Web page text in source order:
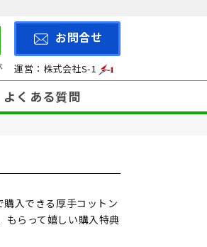
お問合せ
運営：株式会社S-1
よくある質問
入できる厚手コットン
もらって嬉しい購入特典